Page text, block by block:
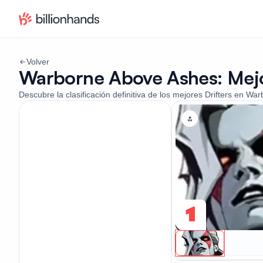
Volver
Warborne Above Ashes:
Descubre la clasificación definitiva de los mejores Drifters en
1